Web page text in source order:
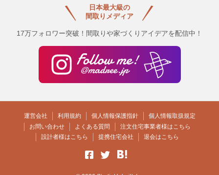
日本最大級の
間取りメディア
17万フォロワー突破！間取りや家づくりアイデアを配信中！
運営会社 利用規約 個人情報保護指針
個人情報取扱規定
お問い合わせ
よくある質問
注文住宅事業者様はこちら
設計者様はこちら
提携住宅会社 退会はこちら